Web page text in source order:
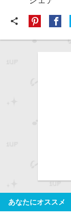
share
あなたにオススメ